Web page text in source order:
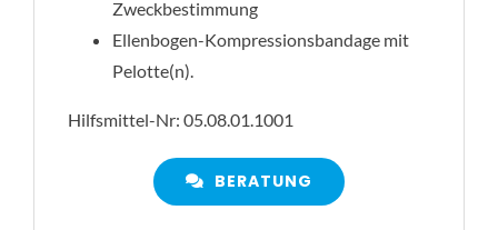
Zweckbestimmung
Ellenbogen-Kompressionsbandage mit
Pelotte(n).
Hilfsmittel-Nr: 05.08.01.1001
BERATUNG